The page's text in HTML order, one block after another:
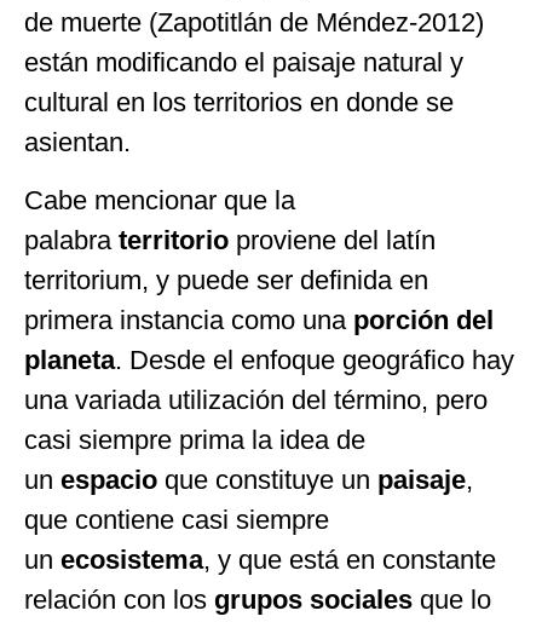
de muerte (Zapotitlán de Méndez-2012)
están modificando el paisaje natural y
cultural en los territorios en donde se
asientan.
Cabe mencionar que la
palabra territorio proviene del latín
territorium, y puede ser definida en
primera instancia como una porción del
planeta. Desde el enfoque geográfico hay
una variada utilización del término, pero
casi siempre prima la idea de
un espacio que constituye un paisaje,
que contiene casi siempre
un ecosistema, y que está en constante
relación con los grupos sociales que lo